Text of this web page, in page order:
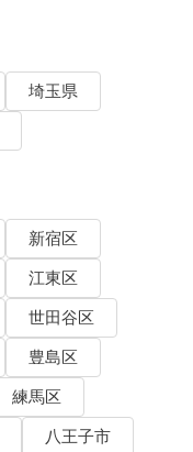
埼玉県
新宿区
江東区
世田谷区
豊島区
練馬区
八王子市